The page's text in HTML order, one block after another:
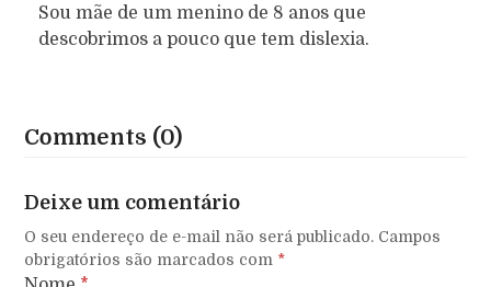
Sou mãe de um menino de 8 anos que
descobrimos a pouco que tem dislexia.
Comments (0)
Deixe um comentário
O seu endereço de e-mail não será publicado. Campos
obrigatórios são marcados com *